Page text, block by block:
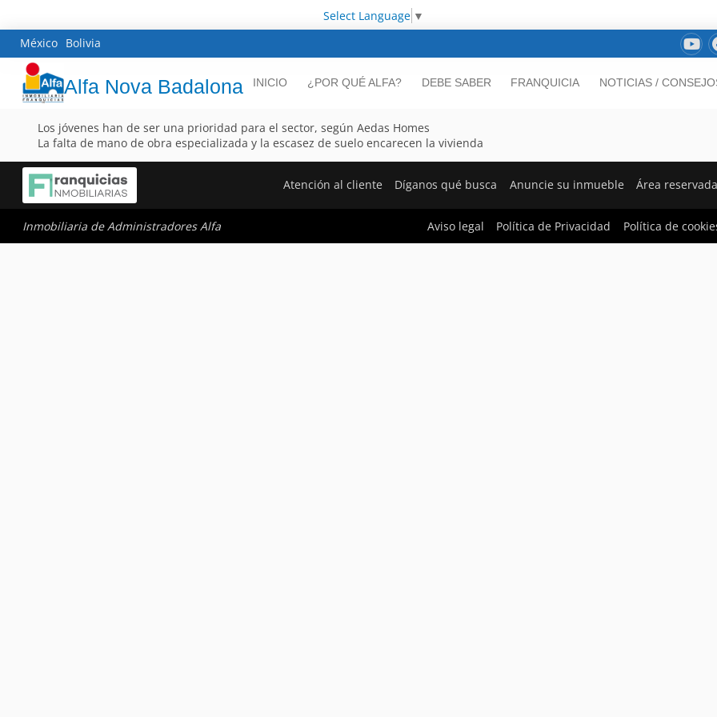
Select Language ▼
México Bolivia
Alfa Nova Badalona INICIO ¿POR QUÉ ALFA? DEBE SABER FRANQUICIA NOTICIAS /
Los jóvenes han de ser una prioridad para el sector, según Aedas Homes
La falta de mano de obra especializada y la escasez de suelo encarecen la vivienda
Atención al cliente Díganos qué busca Anuncie su inmueble Área reservada
Inmobiliaria de Administradores Alfa Aviso legal Política de Privacidad Política de